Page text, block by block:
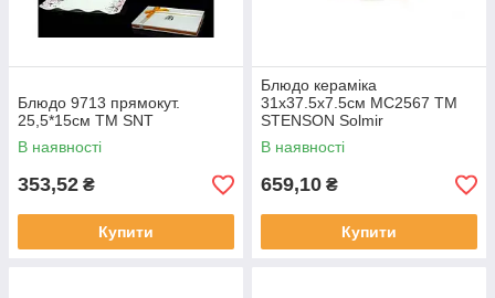
Блюдо 9713 прямокут.
25,5*15см ТМ SNT
В наявності
353,52 ₴
Купити
Блюдо кераміка
31х37.5х7.5см MC2567 ТМ
STENSON Solmir
В наявності
659,10 ₴
Купити